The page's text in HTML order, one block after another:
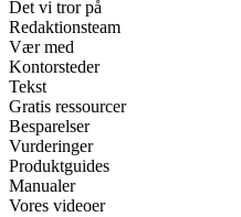
Det vi tror på
Redaktionsteam
Vær med
Kontorsteder
Tekst
Gratis ressourcer
Besparelser
Vurderinger
Produktguides
Manualer
Vores videoer